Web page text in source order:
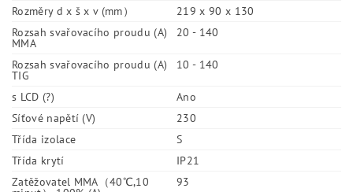
Rozměry d x š x v (mm）
219 x 90 x 130
Rozsah svařovacího proudu (A)
MMA
20 - 140
Rozsah svařovacího proudu (A)
TIG
10 - 140
s LCD (?)
Ano
Síťové napětí (V)
230
Třída izolace
S
Třída krytí
IP21
Zatěžovatel MMA（40℃,10
93